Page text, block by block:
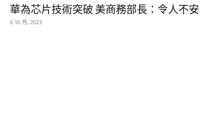
華為芯片技術突破 美商務部長：令人不安
6 10 月, 2023